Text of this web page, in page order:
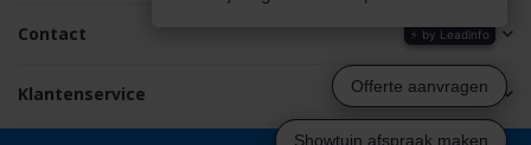
Contact
Klantenservice